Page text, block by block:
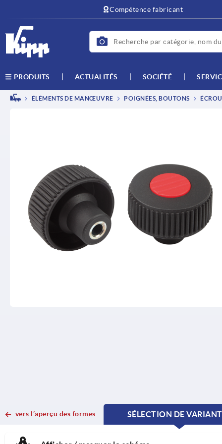
Compétence fabricant
PRODUITS ACTUALITÉS SOCIÉTÉ
ÉLÉMENTS DE MANŒUVRE POIGNÉES, BOUTONS
vers l’aperçu des formes
SÉLECTION DE
CURRENT
CURRENT